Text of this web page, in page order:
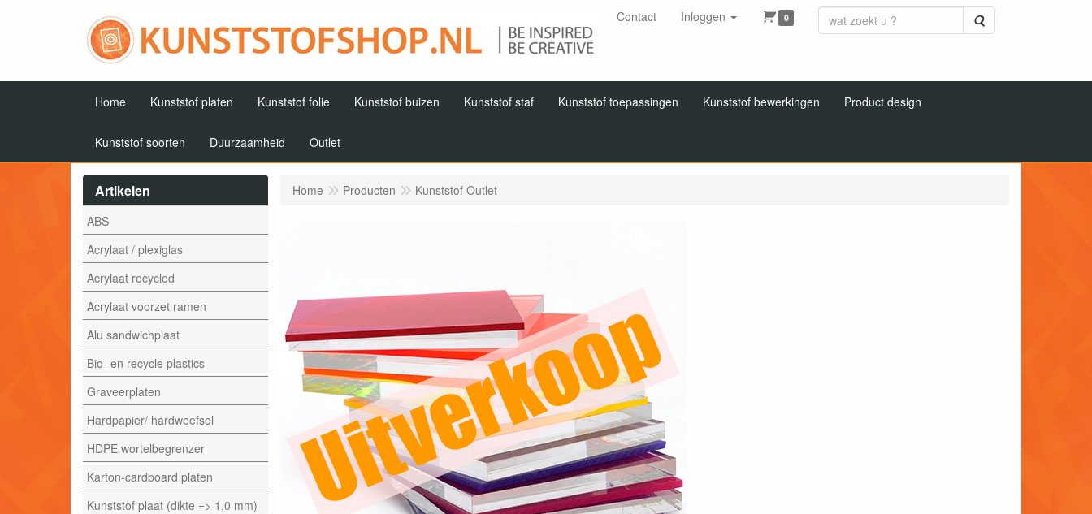
Contact Inloggen 0 Zoeken
Home Kunststof platen Kunststof folie Kunststof buizen Kunststof staf Kunststof toepassingen Kunststof bewerkingen Product design
Kunststof soorten Duurzaamheid Outlet
Artikelen
ABS
Acrylaat / plexiglas
Acrylaat recycled
Acrylaat voorzet ramen
Alu sandwichplaat
Bio- en recycle plastics
Graveerplaten
Hardpapier/ hardweefsel
HDPE wortelbegrenzer
Karton-cardboard platen
Kunststof plaat (dikte => 1,0 mm)
Home Producten Kunststof Outlet